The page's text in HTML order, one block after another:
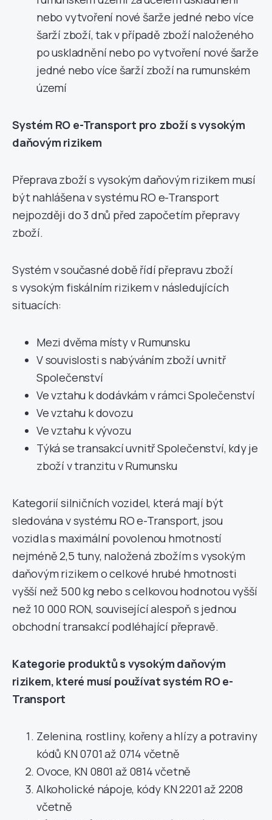
nebo vytvoření nové šarže jedné nebo více
šarží zboží, tak v případě zboží naloženého
po uskladnění nebo po vytvoření nové šarže
jedné nebo více šarží zboží na rumunském
území
Systém RO e-Transport pro zboží s vysokým
daňovým rizikem
Přeprava zboží s vysokým daňovým rizikem musí
být nahlášena v systému RO e-Transport
nejpozději do 3 dnů před započetím přepravy
zboží.
Systém v současné době řídí přepravu zboží
s vysokým fiskálním rizikem v následujících
situacích:
Mezi dvěma místy v Rumunsku
V souvislosti s nabýváním zboží uvnitř
Společenství
Ve vztahu k dodávkám v rámci Společenství
Ve vztahu k dovozu
Ve vztahu k vývozu
Týká se transakcí uvnitř Společenství, kdy je
zboží v tranzitu v Rumunsku
Kategorií silničních vozidel, která mají být
sledována v systému RO e-Transport, jsou
vozidla s maximální povolenou hmotností
nejméně 2,5 tuny, naložená zbožím s vysokým
daňovým rizikem o celkové hrubé hmotnosti
vyšší než 500 kg nebo s celkovou hodnotou vyšší
než 10 000 RON, související alespoň s jednou
obchodní transakcí podléhající přepravě.
Kategorie produktů s vysokým daňovým
rizikem, které musí používat systém RO e-
Transport
Zelenina, rostliny, kořeny a hlízy a potraviny
kódů KN 0701 až 0714 včetně
Ovoce, KN 0801 až 0814 včetně
Alkoholické nápoje, kódy KN 2201 až 2208
včetně